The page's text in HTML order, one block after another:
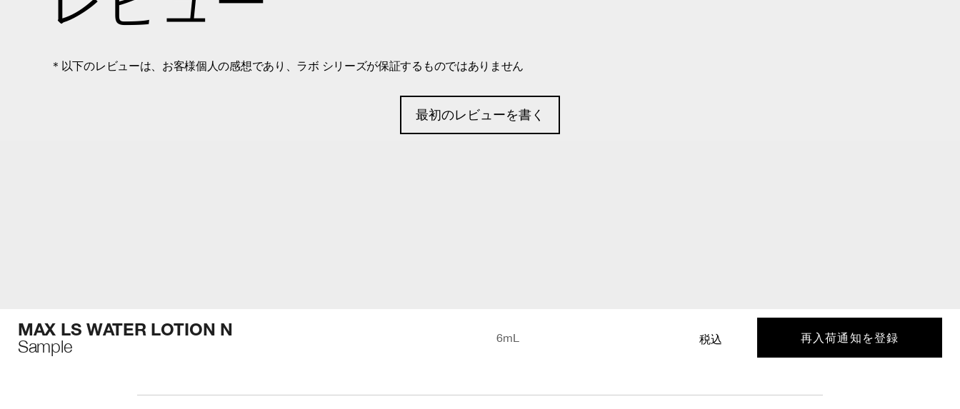
＊以下のレビューは、お客様個人の感想であり、ラボ シリーズが保証するものではありません
最初のレビューを書く
MAX LS WATER LOTION N
Sample
税込
6mL 再入荷通知を登録